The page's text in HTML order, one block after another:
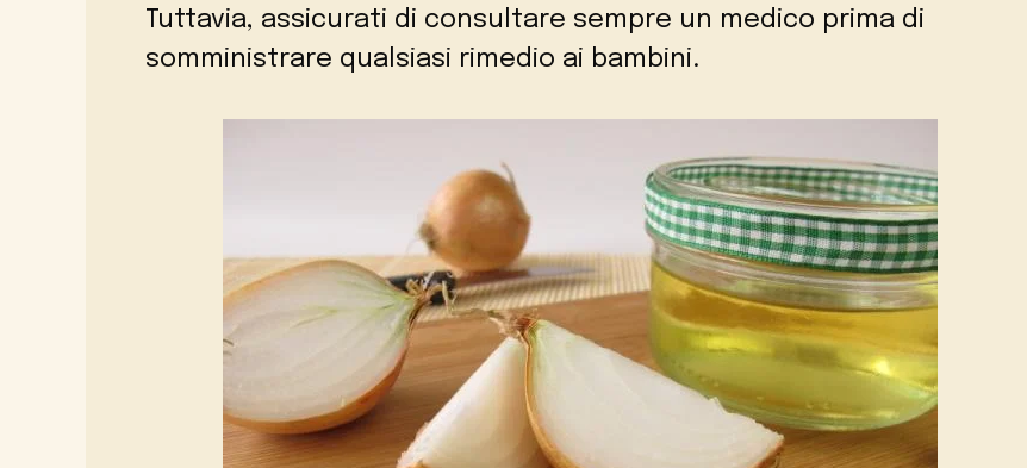
Tuttavia, assicurati di consultare sempre un medico prima di
somministrare qualsiasi rimedio ai bambini.